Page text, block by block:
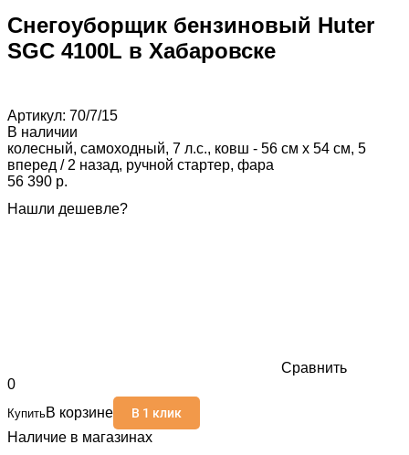
Снегоуборщик бензиновый Huter
SGC 4100L в Хабаровске
Артикул: 70/7/15
В наличии
колесный, самоходный, 7 л.с., ковш - 56 см x 54 см, 5
вперед / 2 назад, ручной стартер, фара
56 390 p.
Нашли дешевле?
Сравнить
0
КупитьВ корзине В 1 клик
Наличие в магазинах